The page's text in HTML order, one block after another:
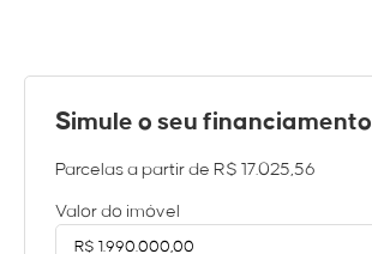
Simule o seu financiamento
Parcelas a partir de R$ 17.025,56
Valor do imóvel